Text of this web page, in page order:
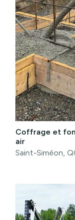
Coffrage et
air
Saint-Siméon,